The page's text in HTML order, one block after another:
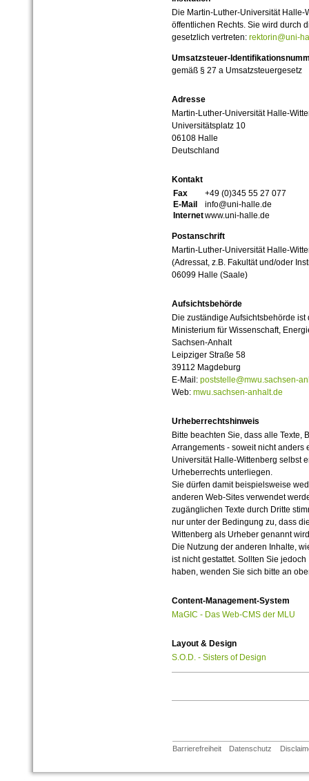
Die Martin-Luther-Universität
öffentlichen Rechts. Sie wird durch
gesetzlich vertreten: rektorin@uni-
Umsatzsteuer-
gemäß § 27 a Umsatzsteuergesetz
Adresse
Martin-Luther-Universität Halle-
Universitätsplatz 10
06108 Halle
Deutschland
Kontakt
Fax
+49 (0)345 55 27 077
E-Mail
info@uni-halle.de
Internetwww.uni-halle.de
Postanschrift
Martin-Luther-Universität Halle-
(Adressat, z.B. Fakultät und/oder
06099 Halle (Saale)
Aufsichtsbehörde
Die zuständige Aufsichtsbehörde ist
Ministerium für Wissenschaft,
Sachsen-Anhalt
Leipziger Straße 58
39112 Magdeburg
E-Mail: poststelle@mwu.sachsen-
Web: mwu.sachsen-anhalt.de
Urheberrechtshinweis
Bitte beachten Sie, dass alle Texte,
Arrangements - soweit nicht anders
Universität Halle-Wittenberg selbst
Urheberrechts unterliegen.
Sie dürfen damit beispielsweise
anderen Web-Sites verwendet
zugänglichen Texte durch Dritte
nur unter der Bedingung zu, dass
Wittenberg als Urheber genannt
Die Nutzung der anderen Inhalte,
ist nicht gestattet. Sollten Sie
haben, wenden Sie sich bitte an
Content-Management-System
MaGIC - Das Web-CMS der MLU
Layout & Design
S.O.D. - Sisters of Design
Barrierefreiheit Datenschutz